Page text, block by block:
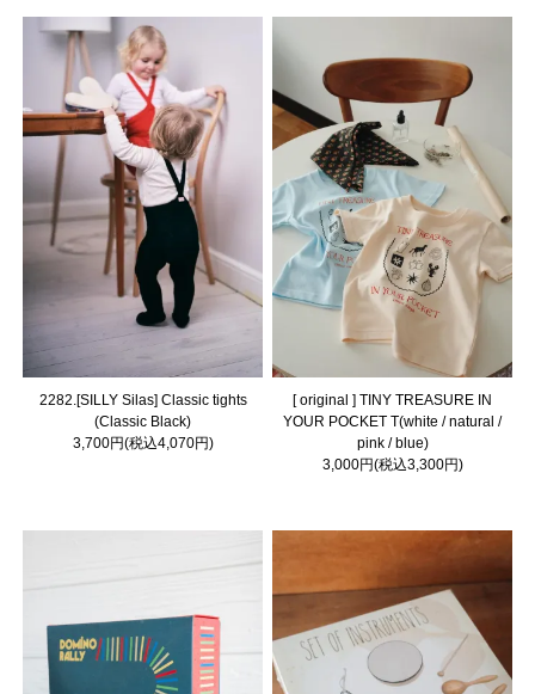
2282.[SILLY Silas] Classic tights
(Classic Black)
3,700円(税込4,070円)
[ original ] TINY TREASURE IN
YOUR POCKET T(white / natural /
pink / blue)
3,000円(税込3,300円)